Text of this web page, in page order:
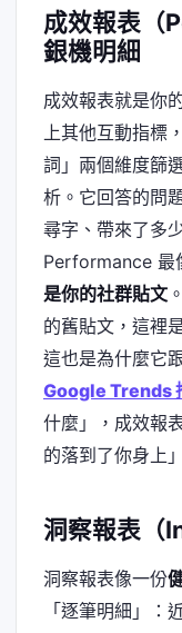
成效報表（
銀機明細
成效報表就是你
上其他互動指標
詞」兩個維度篩
析。它回答的問
尋字、帶來了多
Performance 最
是你的社群貼文
的舊貼文，這裡
這也是為什麼它
Google Trends
什麼」，成效報
的落到了你身上
洞察報表（
洞察報表像一份
「逐筆明細」：